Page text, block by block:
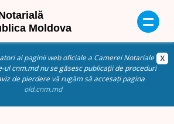
ai paginii web oficiale a Camerei Notariale
ul cnm.md nu se găsesc publicații de proceduri
de pierdere vă rugăm să accesați pagina
old.cnm.md